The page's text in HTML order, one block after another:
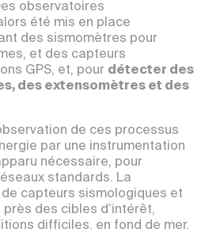
observatoires
été mis en place
des sismomètres pour
et des capteurs
GPS, et, pour détecter des
des extensomètres et des
de ces processus
par une instrumentation
nécessaire, pour
standards. La
capteurs sismologiques et
des cibles d’intérêt,
difficiles, en fond de mer,